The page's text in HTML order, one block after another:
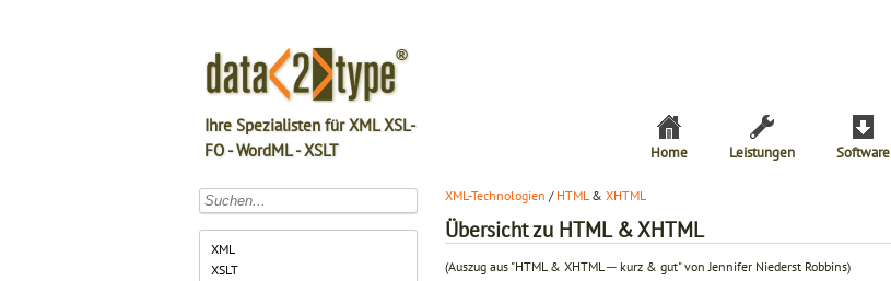
Ihre Spezialisten für XML XSL-
FO - WordML - XSLT
Home Leistungen Software
XML
XSLT
XML-Technologien / HTML& XHTML
Übersicht zu HTML & XHTML
(Auszug aus "HTML & XHTML ─ kurz & gut" von Jennifer Niederst Robbins)